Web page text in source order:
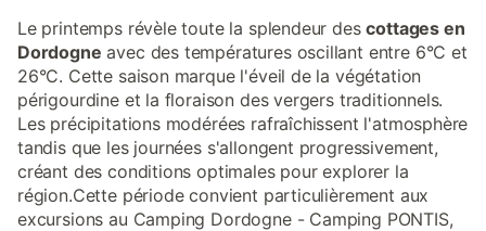
Le printemps révèle toute la splendeur descottages en
Dordogne avec des températures oscillant entre 6°C et
26°C. Cette saison marque l'éveil de la végétation
périgourdine et la floraison des vergers traditionnels.
Les précipitations modérées rafraîchissent l'atmosphère
tandis que les journées s'allongent progressivement,
créant des conditions optimales pour explorer la
région.Cette période convient particulièrement aux
excursions au Camping Dordogne - Camping PONTIS,